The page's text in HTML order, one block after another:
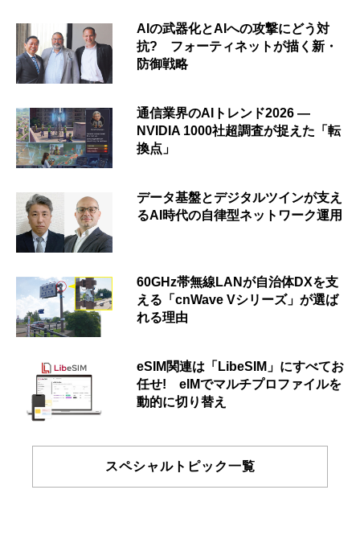
AIの武器化とAIへの攻撃にどう対
抗? フォーティネットが描く新・
防御戦略
通信業界のAIトレンド2026 ―
NVIDIA 1000社超調査が捉えた「転
換点」
データ基盤とデジタルツインが支え
るAI時代の自律型ネットワーク運用
60GHz帯無線LANが自治体DXを支
える「cnWave Vシリーズ」が選ば
れる理由
eSIM関連は「LibeSIM」にすべてお
任せ! eIMでマルチプロファイルを
動的に切り替え
スペシャルトピック一覧